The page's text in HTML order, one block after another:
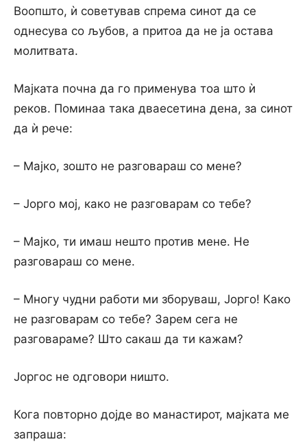
Воопшто, ѝ советував спрема синот да се
однесува со љубов, а притоа да не ја остава
молитвата.
Мајката почна да го применува тоа што ѝ
реков. Поминаа така дваесетина дена, за синот
да ѝ рече:
– Мајко, зошто не разговараш со мене?
– Јорго мој, како не разговарам со тебе?
– Мајко, ти имаш нешто против мене. Не
разговараш со мене.
– Многу чудни работи ми зборуваш, Јорго! Како
не разговарам со тебе? Зарем сега не
разговараме? Што сакаш да ти кажам?
Јоргос не одговори ништо.
Кога повторно дојде во манастирот, мајката ме
запраша: